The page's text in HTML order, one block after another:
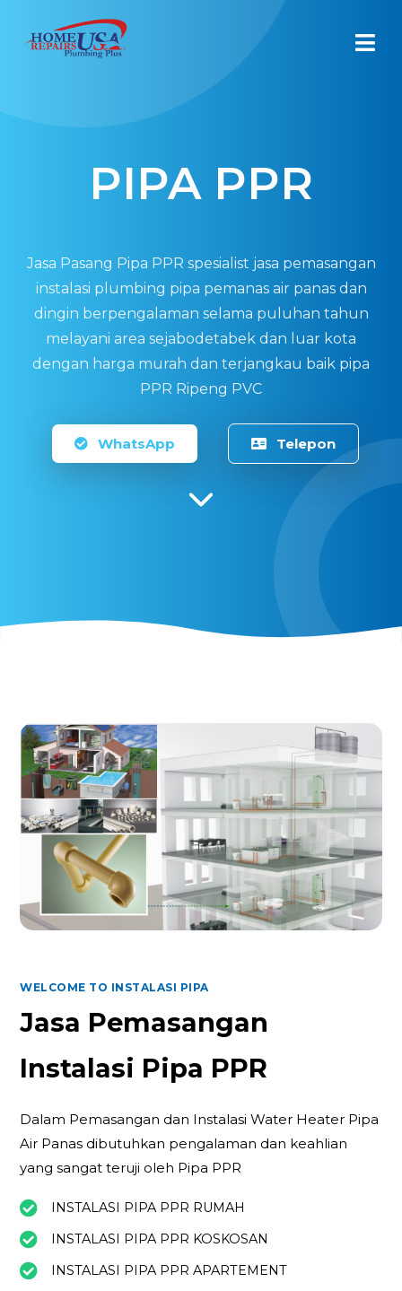
PIPA PPR
Jasa Pasang Pipa PPR spesialist jasa pemasangan
instalasi plumbing pipa pemanas air panas dan
dingin berpengalaman selama puluhan tahun
melayani area sejabodetabek dan luar kota
dengan harga murah dan terjangkau baik pipa
PPR Ripeng PVC
WhatsApp Telepon
WELCOME TO INSTALASI PIPA
Jasa Pemasangan
Instalasi Pipa PPR
Dalam Pemasangan dan Instalasi Water Heater Pipa
Air Panas dibutuhkan pengalaman dan keahlian
yang sangat teruji oleh Pipa PPR
INSTALASI PIPA PPR RUMAH
INSTALASI PIPA PPR KOSKOSAN
INSTALASI PIPA PPR APARTEMENT